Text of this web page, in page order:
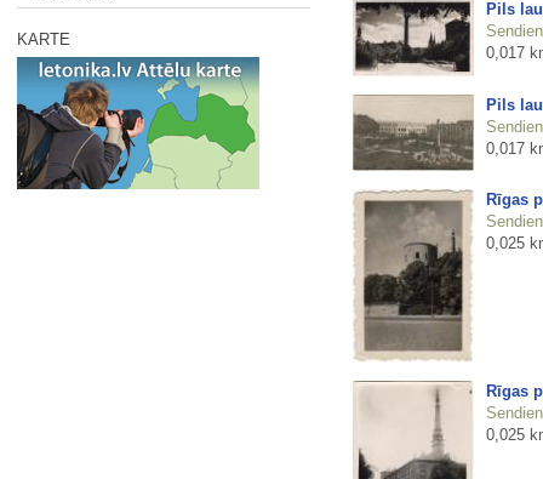
KARTE
Pils
0,017
Pils
0,017
Rīgas
0,025
Rīgas
0,025